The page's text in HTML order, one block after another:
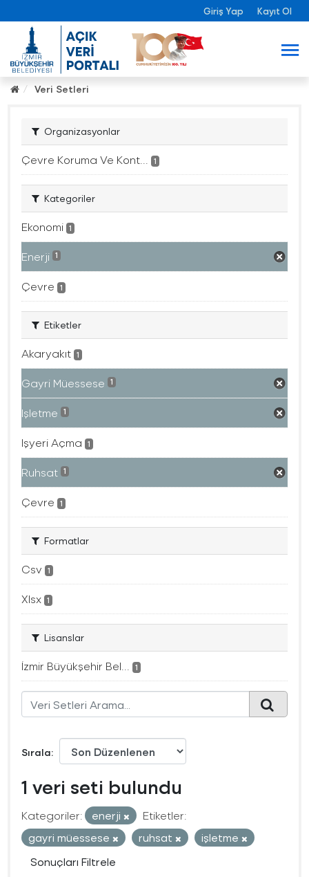
Giriş Yap Kayıt Ol
Veri Setleri
Organizasyonlar
Çevre Koruma Ve Kont... 1
Kategoriler
Ekonomi 1
Enerji 1
Çevre 1
Etiketler
Akaryakıt 1
Gayri Müessese 1
Işletme 1
Işyeri Açma 1
Ruhsat 1
Çevre 1
Formatlar
Csv 1
Xlsx 1
Lisanslar
İzmir Büyükşehir Bel... 1
Sırala
1 veri seti bulundu
Kategoriler: enerji
Etiketler:
gayri müessese
ruhsat
işletme
Sonuçları Filtrele